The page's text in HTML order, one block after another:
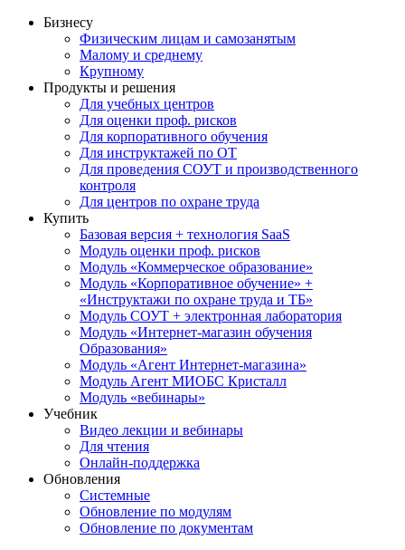
Бизнесу
Физическим лицам и самозанятым
Малому и среднему
Крупному
Продукты и решения
Для учебных центров
Для оценки проф. рисков
Для корпоративного обучения
Для инструктажей по ОТ
Для проведения СОУТ и производственного
контроля
Для центров по охране труда
Купить
Базовая версия + технология SaaS
Модуль оценки проф. рисков
Модуль «Коммерческое образование»
Модуль «Корпоративное обучение» +
«Инструктажи по охране труда и ТБ»
Модуль СОУТ + электронная лаборатория
Модуль «Интернет-магазин обучения
Образования»
Модуль «Агент Интернет-магазина»
Модуль Агент МИОБС Кристалл
Модуль «вебинары»
Учебник
Видео лекции и вебинары
Для чтения
Онлайн-поддержка
Обновления
Системные
Обновление по модулям
Обновление по документам